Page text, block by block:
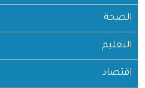
الصحة
التعليم
اقتصاد